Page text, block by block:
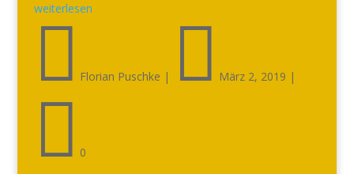
weiterlesen
 Florian Puschke |  März 2, 2019 |
 0